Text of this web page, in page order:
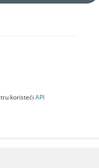
koristeći API